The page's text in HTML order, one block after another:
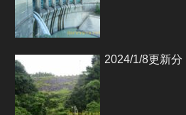
2024/1/8更新分